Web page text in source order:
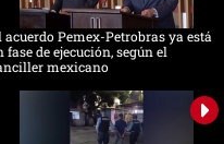
acuerdo Pemex-Petrobras ya está
fase de ejecución, según el
mexicano